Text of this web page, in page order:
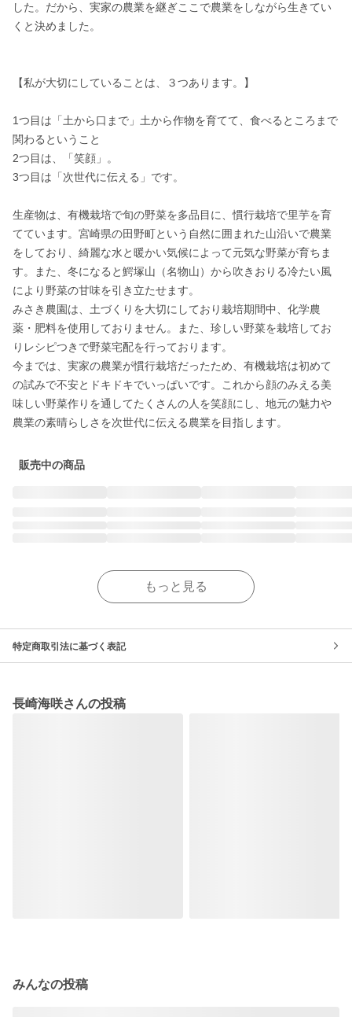
した。だから、実家の農業を継ぎここで農業をしながら生きてい
くと決めました。
【私が大切にしていることは、３つあります。】
1つ目は「土から口まで」土から作物を育てて、食べるところまで
関わるということ
2つ目は、「笑顔」。
3つ目は「次世代に伝える」です。
生産物は、有機栽培で旬の野菜を多品目に、慣行栽培で里芋を育
てています。宮崎県の田野町という自然に囲まれた山沿いで農業
をしており、綺麗な水と暖かい気候によって元気な野菜が育ちま
す。また、冬になると鰐塚山（名物山）から吹きおりる冷たい風
により野菜の甘味を引き立たせます。
みさき農園は、土づくりを大切にしており栽培期間中、化学農
薬・肥料を使用しておりません。また、珍しい野菜を栽培してお
りレシピつきで野菜宅配を行っております。
今までは、実家の農業が慣行栽培だったため、有機栽培は初めて
の試みで不安とドキドキでいっぱいです。これから顔のみえる美
味しい野菜作りを通してたくさんの人を笑顔にし、地元の魅力や
農業の素晴らしさを次世代に伝える農業を目指します。
販売中の商品
もっと見る
特定商取引法に基づく表記
長崎海咲さんの投稿
みんなの投稿